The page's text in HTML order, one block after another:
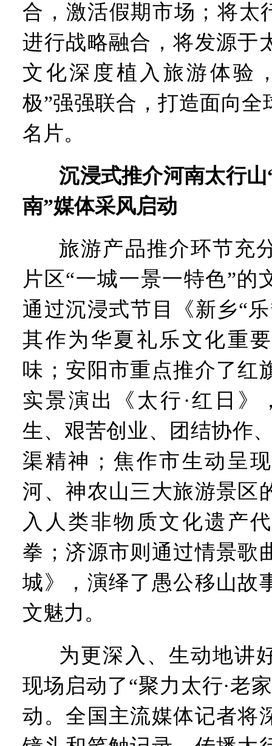
合，激活假期市场；将太
进行战略融合，将发源于
文化深度植入旅游体验
极”强强联合，打造面向全
名片。
沉浸式推介河南太行
南”媒体采风启动
旅游产品推介环节充
片区“一城一景一特色”的
通过沉浸式节目《新乡“
其作为华夏礼乐文化重
味；安阳市重点推介了红
实景演出《太行·红日》
生、艰苦创业、团结协作
渠精神；焦作市生动呈
河、神农山三大旅游景区
入人类非物质文化遗产
拳；济源市则通过情景歌
城》，演绎了愚公移山故
文魅力。
为更深入、生动地讲
现场启动了“聚力太行·老
动。全国主流媒体记者将